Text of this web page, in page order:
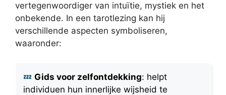
vertegenwoordiger van intuïtie, mystiek en het
onbekende. In een tarotlezing kan hij
verschillende aspecten symboliseren,
waaronder:
Gids voor zelfontdekking: helpt
individuen hun innerlijke wijsheid te